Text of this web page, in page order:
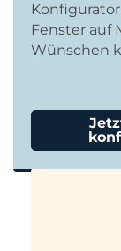
Fenster auf
Wünschen